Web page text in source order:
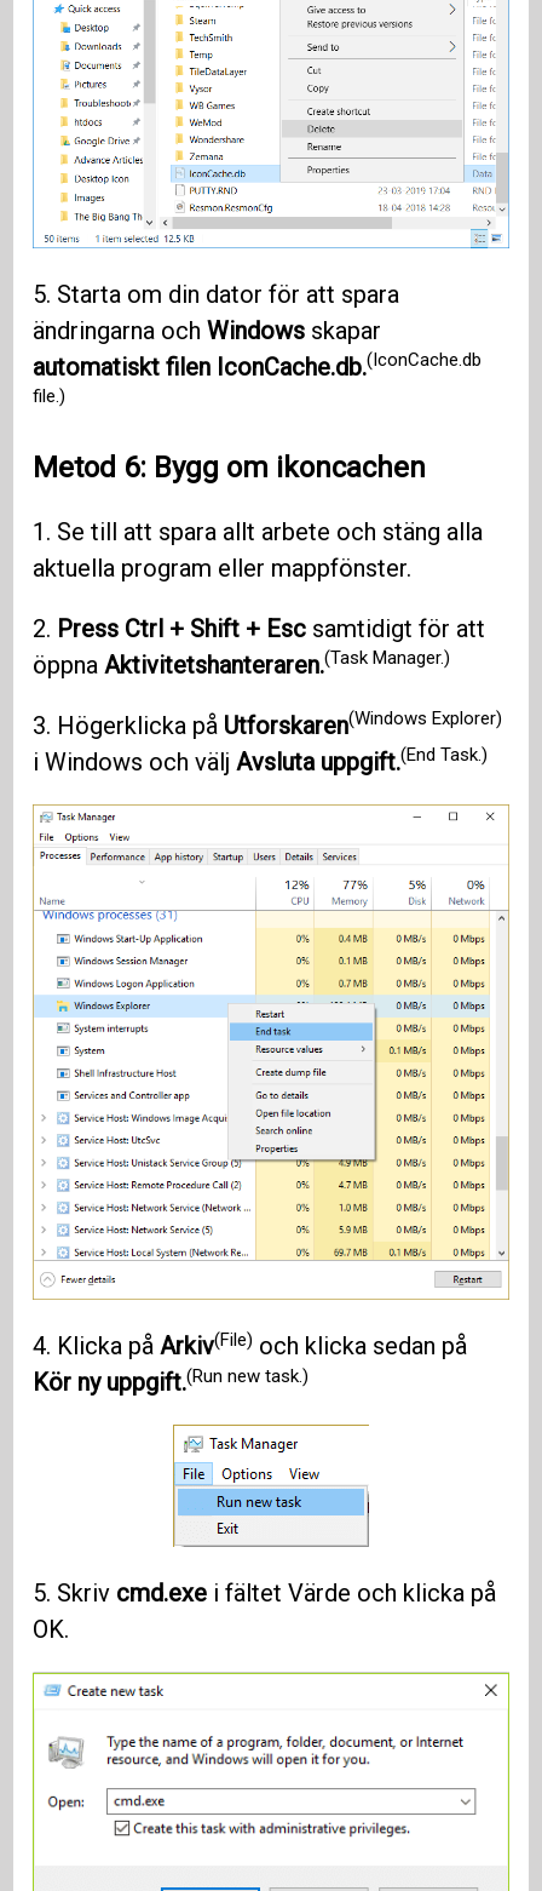
5. Starta om din dator för att spara
ändringarna ochWindows skapar
automatiskt filen IconCache.db.(IconCache.db
file.)
Metod 6: Bygg om ikoncachen
1. Se till att spara allt arbete och stäng alla
aktuella program eller mappfönster.
2. Press Ctrl + Shift + Esc samtidigt för att
öppna Aktivitetshanteraren.(Task Manager.)
3. Högerklicka på Utforskaren(Windows Explorer)
i Windows och välj Avsluta uppgift.(End Task.)
4. Klicka påArkiv(File) och klicka sedan på
Kör ny uppgift.(Run new task.)
5. Skriv cmd.exe i fältet Värde och klicka på
OK.